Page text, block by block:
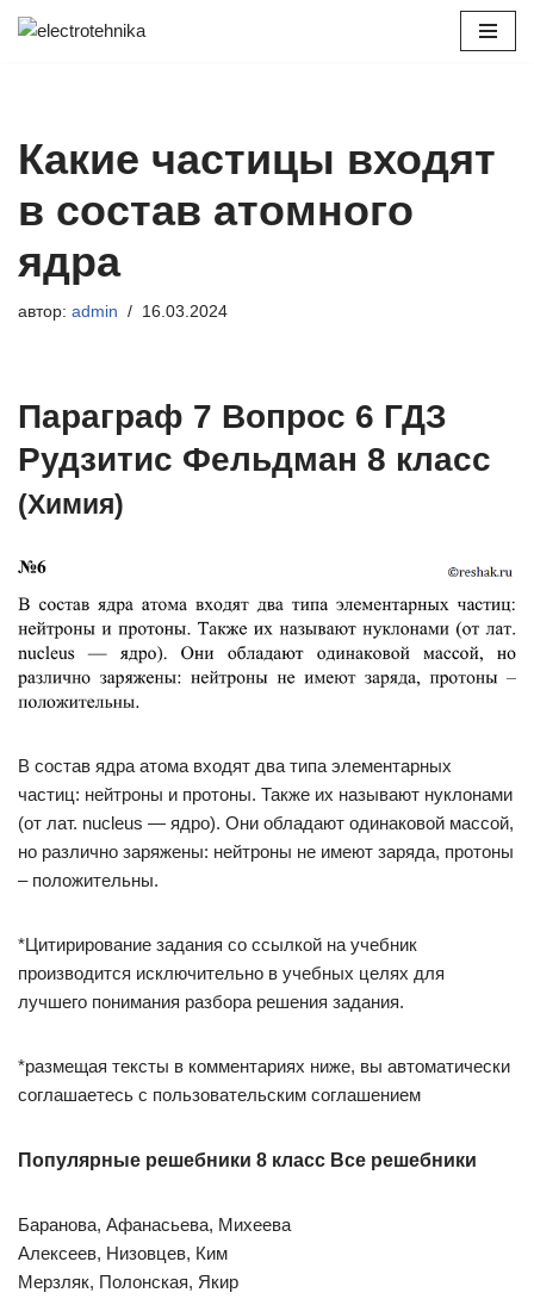
Какие частицы входят
в состав атомного
ядра
автор: admin 16.03.2024
Параграф 7 Вопрос 6 ГДЗ
Рудзитис Фельдман 8 класс
(Химия)
В состав ядра атома входят два типа элементарных
частиц: нейтроны и протоны. Также их называют нуклонами
(от лат. nucleus — ядро). Они обладают одинаковой массой,
но различно заряжены: нейтроны не имеют заряда, протоны
– положительны.
*Цитирирование задания со ссылкой на учебник
производится исключительно в учебных целях для
лучшего понимания разбора решения задания.
*размещая тексты в комментариях ниже, вы автоматически
соглашаетесь с пользовательским соглашением
Популярные решебники 8 класс Все решебники
Баранова, Афанасьева, Михеева
Алексеев, Низовцев, Ким
Мерзляк, Полонская, Якир